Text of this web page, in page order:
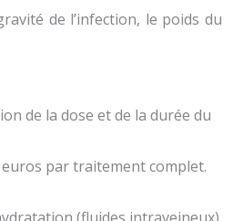
de l’infection, le poids du
de la dose et de la durée du
par traitement complet.